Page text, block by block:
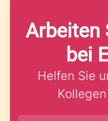
Arbeiten
bei
Helfen Sie